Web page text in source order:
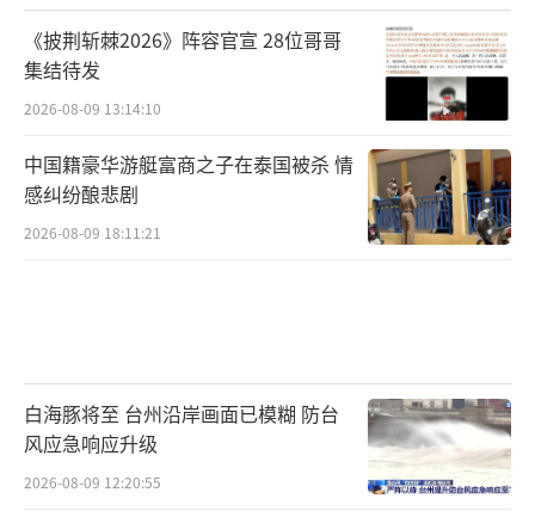
《披荆斩棘2026》阵容官宣 28位哥哥
集结待发
2026-08-09 13:14:10
中国籍豪华游艇富商之子在泰国被杀 情
感纠纷酿悲剧
2026-08-09 18:11:21
白海豚将至 台州沿岸画面已模糊 防台
风应急响应升级
2026-08-09 12:20:55